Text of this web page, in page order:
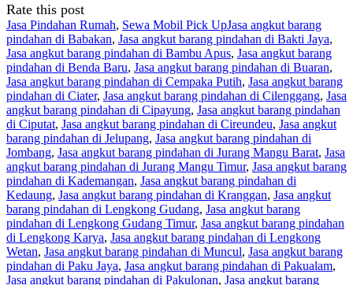
Rate this post
Jasa Pindahan Rumah, Sewa Mobil Pick UpJasa angkut barang
pindahan di Babakan, Jasa angkut barang pindahan di Bakti Jaya,
Jasa angkut barang pindahan di Bambu Apus, Jasa angkut barang
pindahan di Benda Baru, Jasa angkut barang pindahan di Buaran,
Jasa angkut barang pindahan di Cempaka Putih, Jasa angkut barang
pindahan di Ciater, Jasa angkut barang pindahan di Cilenggang, Jasa
angkut barang pindahan di Cipayung, Jasa angkut barang pindahan
di Ciputat, Jasa angkut barang pindahan di Cireundeu, Jasa angkut
barang pindahan di Jelupang, Jasa angkut barang pindahan di
Jombang, Jasa angkut barang pindahan di Jurang Mangu Barat, Jasa
angkut barang pindahan di Jurang Mangu Timur, Jasa angkut barang
pindahan di Kademangan, Jasa angkut barang pindahan di
Kedaung, Jasa angkut barang pindahan di Kranggan, Jasa angkut
barang pindahan di Lengkong Gudang, Jasa angkut barang
pindahan di Lengkong Gudang Timur, Jasa angkut barang pindahan
di Lengkong Karya, Jasa angkut barang pindahan di Lengkong
Wetan, Jasa angkut barang pindahan di Muncul, Jasa angkut barang
pindahan di Paku Jaya, Jasa angkut barang pindahan di Pakualam,
Jasa angkut barang pindahan di Pakulonan, Jasa angkut barang